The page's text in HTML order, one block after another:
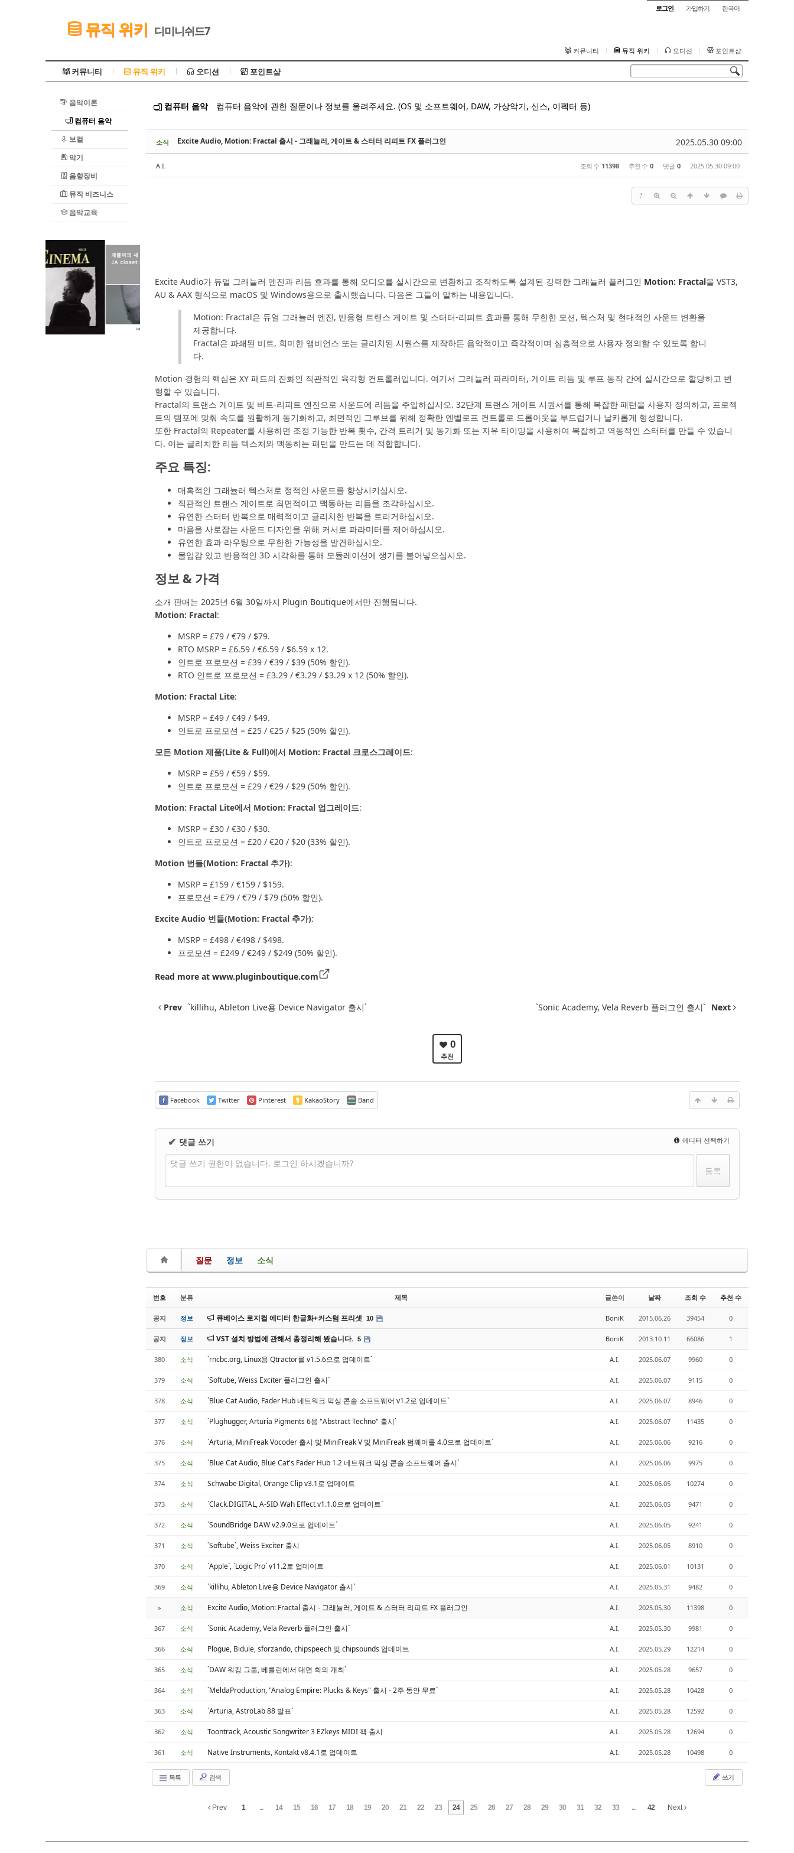
로그인 가입하기 한국어
뮤직 위키 디미니쉬드7
커뮤니티 뮤직 위키 오디션 포인트샵
커뮤니티 뮤직 위키 오디션 포인트샵
음악이론
컴퓨터 음악
보컬
악기
음향장비
뮤직 비즈니스
음악교육
컴퓨터 음악 컴퓨터 음악에 관한 질문이나 정보를 올려주세요. (OS 및 소프트웨어, DAW, 가상악기, 신스, 이펙터 등)
소식 2025.05.30 09:00
Excite Audio, Motion: Fractal 출시 - 그래뉼러, 게이트 & 스터터 리피트 FX 플러그인
A.I. 조회 수 11398 추천 수 0 댓글 0 2025.05.30 09:00
?
Excite Audio가 듀얼 그래뉼러 엔진과 리듬 효과를 통해 오디오를 실시간으로 변환하고 조작하도록 설계된 강력한 그래뉼러 플러그인 Motion: Fractal을 VST3,
AU & AAX 형식으로 macOS 및 Windows용으로 출시했습니다. 다음은 그들이 말하는 내용입니다.
Motion: Fractal은 듀얼 그래뉼러 엔진, 반응형 트랜스 게이트 및 스터터-리피트 효과를 통해 무한한 모션, 텍스처 및 현대적인 사운드 변환을
제공합니다.
Fractal은 파쇄된 비트, 희미한 앰비언스 또는 글리치된 시퀀스를 제작하든 음악적이고 즉각적이며 심층적으로 사용자 정의할 수 있도록 합니
다.
Motion 경험의 핵심은 XY 패드의 진화인 직관적인 육각형 컨트롤러입니다. 여기서 그래뉼러 파라미터, 게이트 리듬 및 루프 동작 간에 실시간으로 할당하고 변
형할 수 있습니다.
Fractal의 트랜스 게이트 및 비트-리피트 엔진으로 사운드에 리듬을 주입하십시오. 32단계 트랜스 게이트 시퀀서를 통해 복잡한 패턴을 사용자 정의하고, 프로젝
트의 템포에 맞춰 속도를 원활하게 동기화하고, 최면적인 그루브를 위해 정확한 엔벨로프 컨트롤로 드롭아웃을 부드럽거나 날카롭게 형성합니다.
또한 Fractal의 Repeater를 사용하면 조정 가능한 반복 횟수, 간격 트리거 및 동기화 또는 자유 타이밍을 사용하여 복잡하고 역동적인 스터터를 만들 수 있습니
다. 이는 글리치한 리듬 텍스처와 맥동하는 패턴을 만드는 데 적합합니다.
주요 특징:
매혹적인 그래뉼러 텍스처로 정적인 사운드를 향상시키십시오.
직관적인 트랜스 게이트로 최면적이고 맥동하는 리듬을 조각하십시오.
유연한 스터터 반복으로 매력적이고 글리치한 반복을 트리거하십시오.
마음을 사로잡는 사운드 디자인을 위해 커서로 파라미터를 제어하십시오.
유연한 효과 라우팅으로 무한한 가능성을 발견하십시오.
몰입감 있고 반응적인 3D 시각화를 통해 모듈레이션에 생기를 불어넣으십시오.
정보 & 가격
소개 판매는 2025년 6월 30일까지 Plugin Boutique에서만 진행됩니다.
Motion: Fractal:
MSRP = £79 / €79 / $79.
RTO MSRP = £6.59 / €6.59 / $6.59 x 12.
인트로 프로모션 = £39 / €39 / $39 (50% 할인).
RTO 인트로 프로모션 = £3.29 / €3.29 / $3.29 x 12 (50% 할인).
Motion: Fractal Lite:
MSRP = £49 / €49 / $49.
인트로 프로모션 = £25 / €25 / $25 (50% 할인).
모든 Motion 제품(Lite & Full)에서 Motion: Fractal 크로스그레이드:
MSRP = £59 / €59 / $59.
인트로 프로모션 = £29 / €29 / $29 (50% 할인).
Motion: Fractal Lite에서 Motion: Fractal 업그레이드:
MSRP = £30 / €30 / $30.
인트로 프로모션 = £20 / €20 / $20 (33% 할인).
Motion 번들(Motion: Fractal 추가):
MSRP = £159 / €159 / $159.
프로모션 = £79 / €79 / $79 (50% 할인).
Excite Audio 번들(Motion: Fractal 추가):
MSRP = £498 / €498 / $498.
프로모션 = £249 / €249 / $249 (50% 할인).
Read more at www.pluginboutique.com
Prev `killihu, Ableton Live용 Device Navigator 출시` `Sonic Academy, Vela Reverb 플러그인 출시` Next
0
추천
Facebook Twitter Pinterest KakaoStory Band
✔ 댓글 쓰기 에디터 선택하기
댓글 쓰기 권한이 없습니다. 로그인 하시겠습니까?
질문 정보 소식
번호 분류 제목 글쓴이 날짜 조회 수 추천 수
공지 정보 큐베이스 로지컬 에디터 한글화+커스텀 프리셋 10 BoniK 2015.06.26 39454 0
공지 정보 VST 설치 방법에 관해서 총정리해 봤습니다. 5 BoniK 2013.10.11 66086 1
380 소식 `rncbc.org, Linux용 Qtractor를 v1.5.6으로 업데이트` A.I. 2025.06.07 9960 0
379 소식 `Softube, Weiss Exciter 플러그인 출시` A.I. 2025.06.07 9115 0
378 소식 `Blue Cat Audio, Fader Hub 네트워크 믹싱 콘솔 소프트웨어 v1.2로 업데이트` A.I. 2025.06.07 8946 0
377 소식 `Plughugger, Arturia Pigments 6용 "Abstract Techno" 출시` A.I. 2025.06.07 11435 0
376 소식 `Arturia, MiniFreak Vocoder 출시 및 MiniFreak V 및 MiniFreak 펌웨어를 4.0으로 업데이트` A.I. 2025.06.06 9216 0
375 소식 `Blue Cat Audio, Blue Cat's Fader Hub 1.2 네트워크 믹싱 콘솔 소프트웨어 출시` A.I. 2025.06.06 9975 0
374 소식 Schwabe Digital, Orange Clip v3.1로 업데이트 A.I. 2025.06.05 10274 0
373 소식 `Clack.DIGITAL, A-SID Wah Effect v1.1.0으로 업데이트` A.I. 2025.06.05 9471 0
372 소식 `SoundBridge DAW v2.9.0으로 업데이트` A.I. 2025.06.05 9241 0
371 소식 `Softube`, Weiss Exciter 출시 A.I. 2025.06.05 8910 0
370 소식 `Apple`, `Logic Pro` v11.2로 업데이트 A.I. 2025.06.01 10131 0
369 소식 `killihu, Ableton Live용 Device Navigator 출시` A.I. 2025.05.31 9482 0
» 소식 Excite Audio, Motion: Fractal 출시 - 그래뉼러, 게이트 & 스터터 리피트 FX 플러그인 A.I. 2025.05.30 11398 0
367 소식 `Sonic Academy, Vela Reverb 플러그인 출시` A.I. 2025.05.30 9981 0
366 소식 Plogue, Bidule, sforzando, chipspeech 및 chipsounds 업데이트 A.I. 2025.05.29 12214 0
365 소식 `DAW 워킹 그룹, 베를린에서 대면 회의 개최` A.I. 2025.05.28 9657 0
364 소식 `MeldaProduction, "Analog Empire: Plucks & Keys" 출시 - 2주 동안 무료` A.I. 2025.05.28 10428 0
363 소식 `Arturia, AstroLab 88 발표` A.I. 2025.05.28 12592 0
362 소식 Toontrack, Acoustic Songwriter 3 EZkeys MIDI 팩 출시 A.I. 2025.05.28 12694 0
361 소식 Native Instruments, Kontakt v8.4.1로 업데이트 A.I. 2025.05.28 10498 0
목록 검색 쓰기
Prev 1 ... 14 15 16 17 18 19 20 21 22 23 24 25 26 27 28 29 30 31 32 33 ... 42 Next
Sketchbook5, 스케치북5
Sketchbook5, 스케치북5